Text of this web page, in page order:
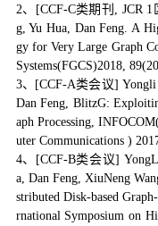
2、[CCF-C类期刊, JCR 1
g, Yu Hua, Dan Feng. A
gy for Very Large Graph
Systems(FGCS)2018,
3、[CCF-A类会议] Yongli
Dan Feng, BlitzG:
aph Processing,
uter Communications )
4、[CCF-B类会议]
a, Dan Feng, XiuNeng
stributed Disk-based
rnational Symposium on